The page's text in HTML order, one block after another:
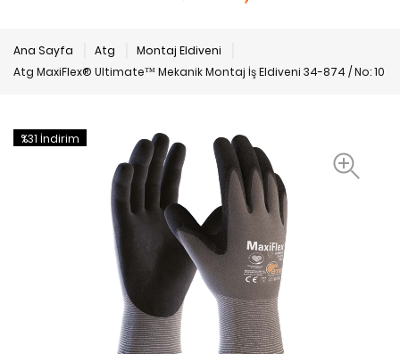
Ana Sayfa Atg
Montaj Eldiveni
Atg MaxiFlex® Ultimate™ Mekanik Montaj İş Eldiveni 34-874 / No: 10
%31 İndirim